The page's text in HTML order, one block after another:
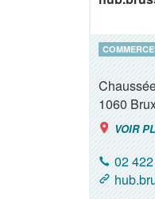
1060
VOIR
02